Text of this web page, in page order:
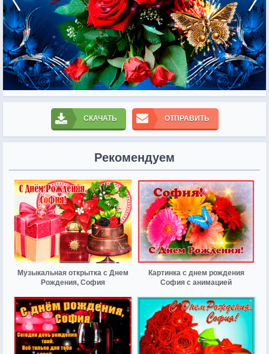
СКАЧАТЬ ОТПРАВИТЬ
Рекомендуем
Музыкальная открытка с Днем
Рождения, София
Картинка с днем рождения
София с анимацией